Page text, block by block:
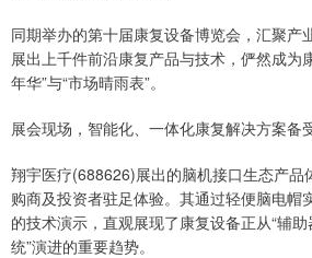
同期举办的第十届康复设备博览会，汇聚产
展出上千件前沿康复产品与技术，俨然成为
年华”与“市场晴雨表”。
展会现场，智能化、一体化康复解决方案备
翔宇医疗(688626)展出的脑机接口生态产品
购商及投资者驻足体验。其通过轻便脑电帽
的技术演示，直观展现了康复设备正从“辅助
统”演进的重要趋势。